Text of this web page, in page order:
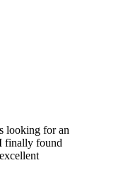
looking for an
finally found